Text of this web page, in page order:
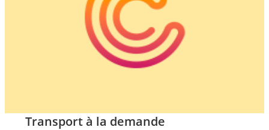
Transport à la demande